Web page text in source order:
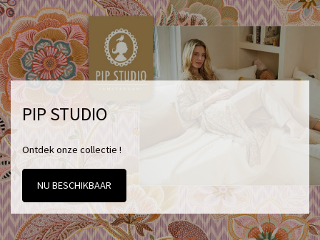
PIP STUDIO
Ontdek onze collectie !
NU BESCHIKBAAR